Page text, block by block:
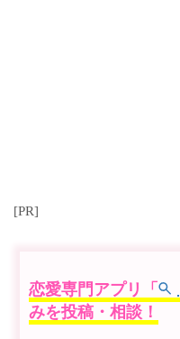
[PR]
恋愛専門アプリ「
みを投稿・相談！